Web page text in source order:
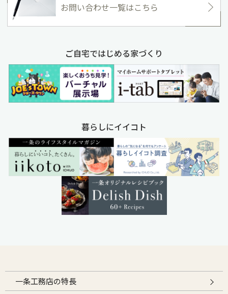
お問い合わせ一覧はこちら
ご自宅ではじめる家づくり
暮らしにイイコト
一条工務店の特長